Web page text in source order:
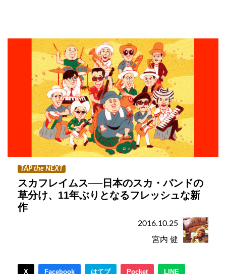
TAP the NEXT
スカフレイムス──日本のスカ・バンドの
草分け、11年ぶりとなるフレッシュな新
作
2016.10.25
宮内 健
X Facebook はてブ Pocket LINE